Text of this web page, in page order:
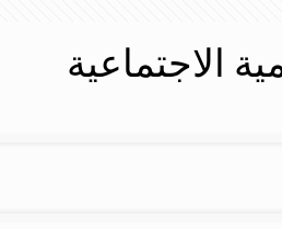
الاجتماعية